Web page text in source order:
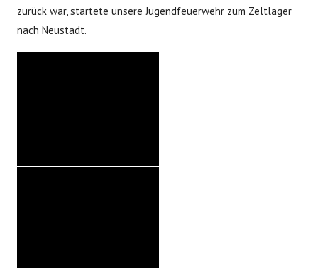
zurück war, startete unsere Jugendfeuerwehr zum Zeltlager
nach Neustadt.